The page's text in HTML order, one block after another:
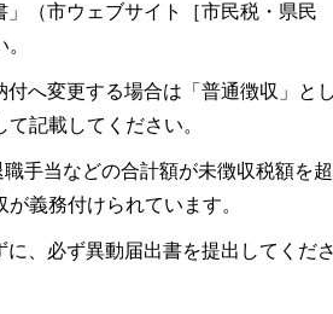
」（市ウェブサイト［市民税・県民
へ変更する場合は「普通徴収」と
記載してください。
手当などの合計額が未徴収税額を超
義務付けられています。
、必ず異動届出書を提出してくだ